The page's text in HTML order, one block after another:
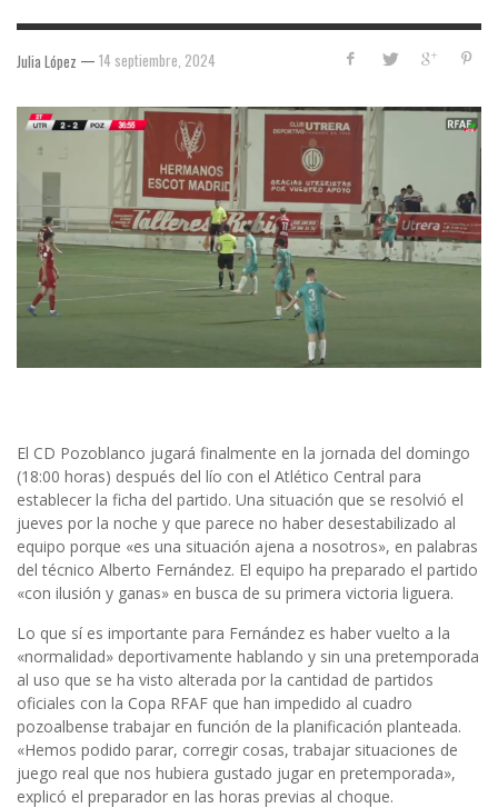
Julia López — 14 septiembre, 2024
El CD Pozoblanco jugará finalmente en la jornada del domingo
(18:00 horas) después del lío con el Atlético Central para
establecer la ficha del partido. Una situación que se resolvió el
jueves por la noche y que parece no haber desestabilizado al
equipo porque «es una situación ajena a nosotros», en palabras
del técnico Alberto Fernández. El equipo ha preparado el partido
«con ilusión y ganas» en busca de su primera victoria liguera.
Lo que sí es importante para Fernández es haber vuelto a la
«normalidad» deportivamente hablando y sin una pretemporada
al uso que se ha visto alterada por la cantidad de partidos
oficiales con la Copa RFAF que han impedido al cuadro
pozoalbense trabajar en función de la planificación planteada.
«Hemos podido parar, corregir cosas, trabajar situaciones de
juego real que nos hubiera gustado jugar en pretemporada»,
explicó el preparador en las horas previas al choque.